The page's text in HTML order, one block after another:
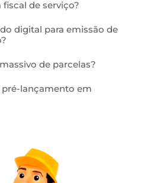
de serviço?
digital para emissão de
de parcelas?
lançamento em